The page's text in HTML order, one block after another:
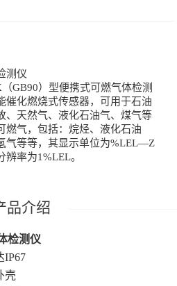
测仪
GB90）型便携式可燃气体检测
催化燃烧式传感器，可用于石油
、天然气、液化石油气、煤气等
燃气，包括：烷烃、液化石油
气等等，其显示单位为%LEL—Z
辨率为1%LEL。
检测仪
IP67
壳